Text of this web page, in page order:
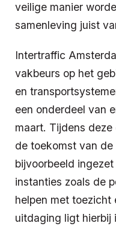
veilige manier
samenleving juist
Intertraffic
vakbeurs op het
en
een onderdeel van
maart. Tijdens
de toekomst van
bijvoorbeeld
instanties zoals de
helpen met toezicht
uitdaging ligt hierbij